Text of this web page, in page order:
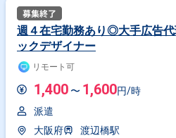
週４在宅勤務あり◎大手広告
ックデザイナー
リモート可
1,400 〜 1,600円/時
派遣
大阪府
渡辺橋駅